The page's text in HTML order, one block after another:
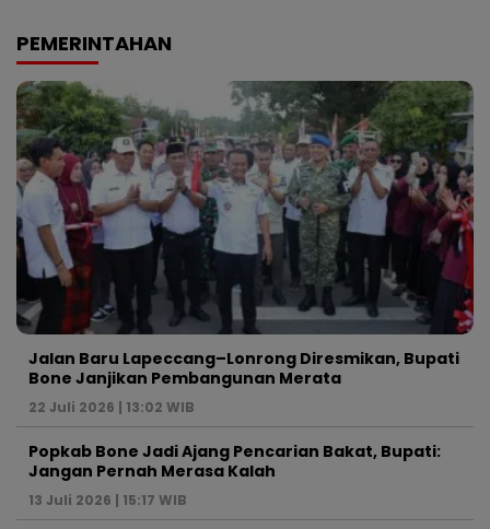
PEMERINTAHAN
Jalan Baru Lapeccang–Lonrong Diresmikan, Bupati
Bone Janjikan Pembangunan Merata
22 Juli 2026 | 13:02 WIB
Popkab Bone Jadi Ajang Pencarian Bakat, Bupati:
Jangan Pernah Merasa Kalah
13 Juli 2026 | 15:17 WIB